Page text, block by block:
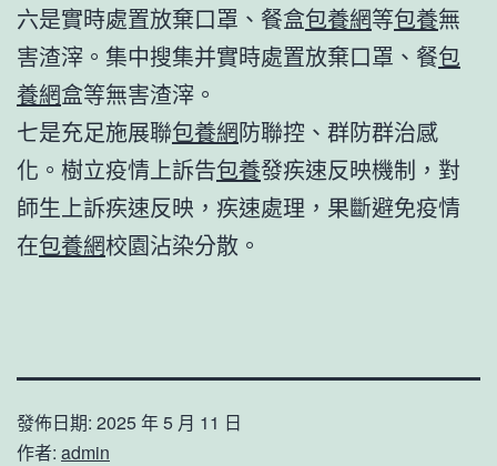
六是實時處置放棄口罩、餐盒包養網等包養無
害渣滓。集中搜集并實時處置放棄口罩、餐包
養網盒等無害渣滓。
七是充足施展聯包養網防聯控、群防群治感
化。樹立疫情上訴告包養發疾速反映機制，對
師生上訴疾速反映，疾速處理，果斷避免疫情
在包養網校園沾染分散。
發佈日期: 2025 年 5 月 11 日
作者: admin